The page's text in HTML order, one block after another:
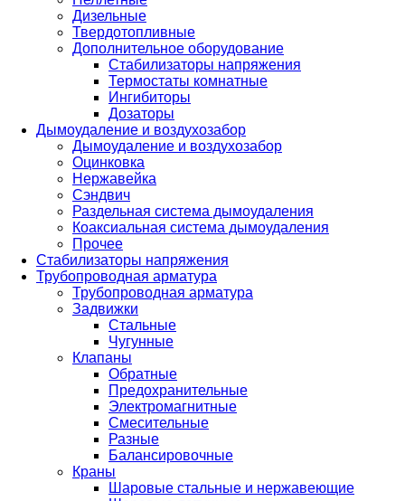
Дизельные
Твердотопливные
Дополнительное оборудование
Стабилизаторы напряжения
Термостаты комнатные
Ингибиторы
Дозаторы
Дымоудаление и воздухозабор
Дымоудаление и воздухозабор
Оцинковка
Нержавейка
Сэндвич
Раздельная система дымоудаления
Коаксиальная система дымоудаления
Прочее
Стабилизаторы напряжения
Трубопроводная арматура
Трубопроводная арматура
Задвижки
Стальные
Чугунные
Клапаны
Обратные
Предохранительные
Электромагнитные
Смесительные
Разные
Балансировочные
Краны
Шаровые стальные и нержавеющие